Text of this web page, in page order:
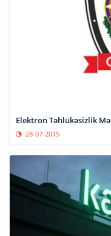
Elektron Təhlükəsizlik
28-07-2015